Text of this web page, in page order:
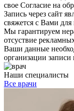
свое Согласие на
Запись через сайт
свяжется с Вами для
Мы гарантируем
отсуствие
Ваши данные
организации
Наши специалисты
Все врачи